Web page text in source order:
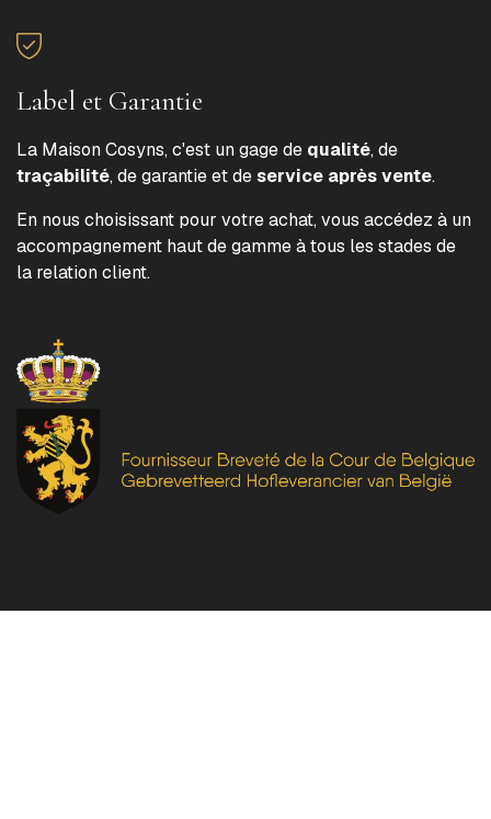
Label et Garantie
La Maison Cosyns, c'est un gage de qualité, de
traçabilité, de garantie et deservice après vente.
En nous choisissant pour votre achat, vous accédez à un
accompagnement haut de gamme à tous les stades de
la relation client.